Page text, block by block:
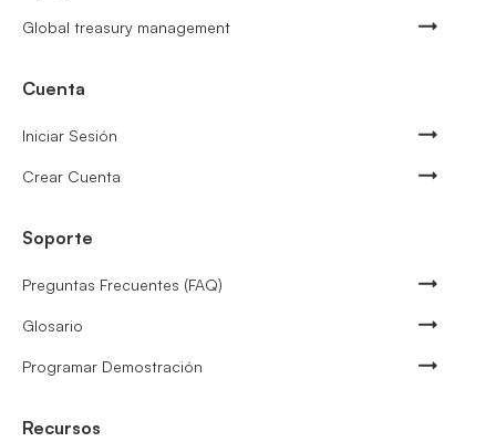
Global treasury management
Cuenta
Iniciar Sesión
Crear Cuenta
Soporte
Preguntas Frecuentes (FAQ)
Glosario
Programar Demostración
Recursos